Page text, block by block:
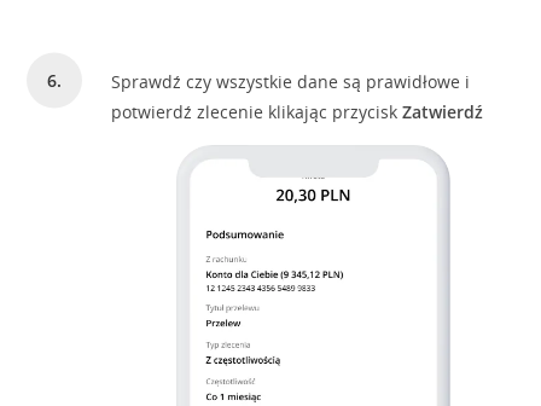
Sprawdź czy wszystkie dane są prawidłowe i
potwierdź zlecenie klikając przyciskZatwierdź